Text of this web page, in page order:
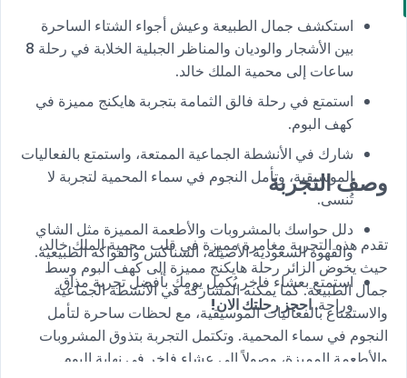
استكشف جمال الطبيعة وعيش أجواء الشتاء الساحرة
بين الأشجار والوديان والمناظر الجبلية الخلابة في رحلة 8
ساعات إلى محمية الملك خالد.
استمتع في رحلة فالق الثمامة بتجربة هايكنج مميزة في
كهف البوم.
شارك في الأنشطة الجماعية الممتعة، واستمتع بالفعاليات
الموسيقية، وتأمل النجوم في سماء المحمية لتجربة لا
تُنسى.
دلل حواسك بالمشروبات والأطعمة المميزة مثل الشاي
والقهوة السعودية الأصيلة، السناكس والفواكه الطبيعية.
استمتع بعشاء فاخر يُكمِل يومك بأفضل تجربة مذاق
وراحة. احجز رحلتك الان!
وصف التجربة
تقدم هذه التجربة مغامرة مميزة في قلب محمية الملك خالد،
حيث يخوض الزائر رحلة هايكنج مميزة إلى كهف البوم وسط
جمال الطبيعة. كما يمكنه المشاركة في الأنشطة الجماعية
والاستمتاع بالفعاليات الموسيقية، مع لحظات ساحرة لتأمل
النجوم في سماء المحمية. وتكتمل التجربة بتذوق المشروبات
والأطعمة المميزة، وصولاً إلى عشاء فاخر في نهاية اليوم.